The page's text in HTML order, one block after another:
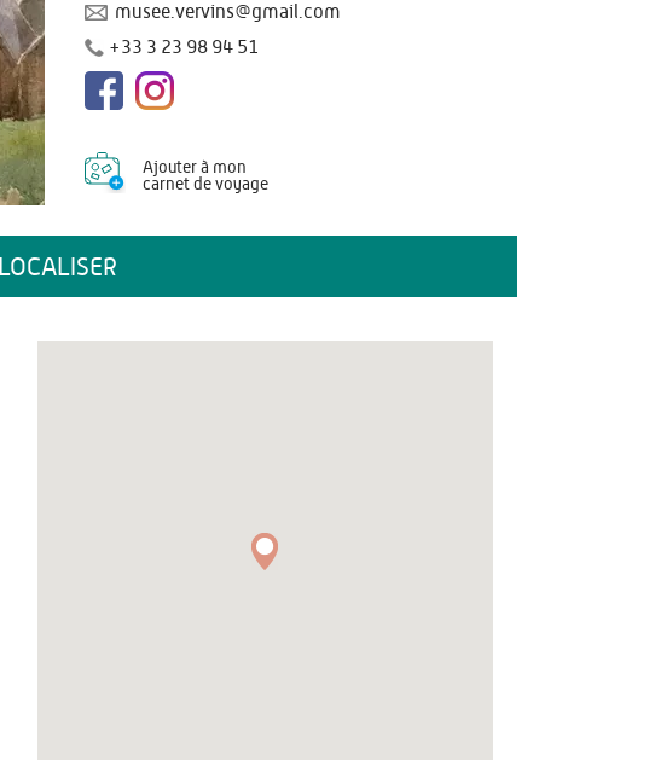
musee.vervins@gmail.com
+33 3 23 98 94 51
Ajouter à mon
carnet de voyage
LOCALISER